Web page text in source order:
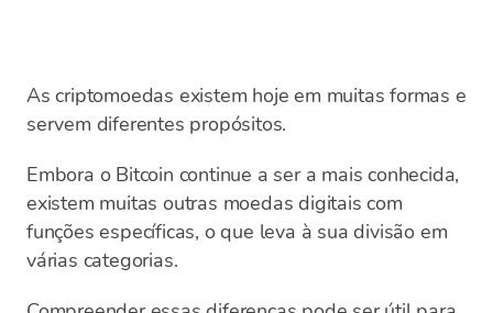
As criptomoedas existem hoje em muitas formas e
servem diferentes propósitos.
Embora o Bitcoin continue a ser a mais conhecida,
existem muitas outras moedas digitais com
funções específicas, o que leva à sua divisão em
várias categorias.